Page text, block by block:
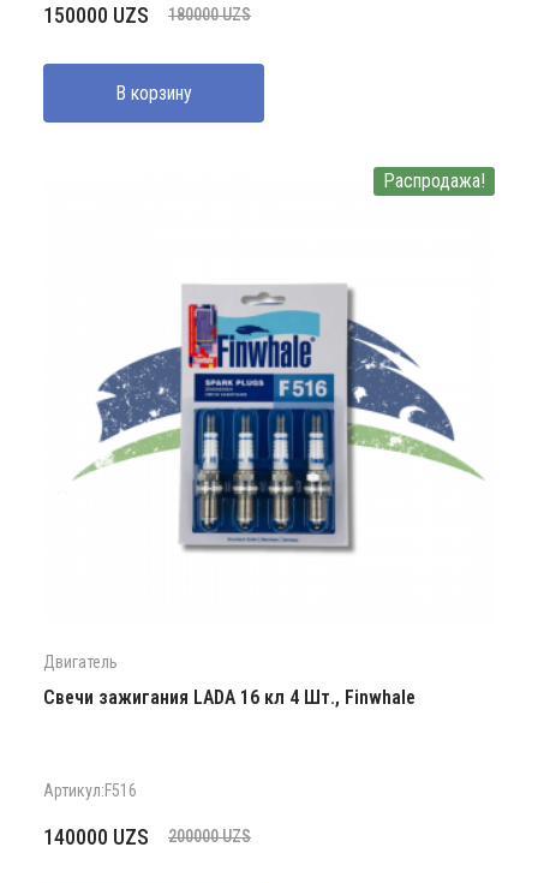
180000UZS
Первоначальная
составляла
180000 UZS.
150000 UZS
Текущая
150000 UZS.
В корзину
Распродажа!
Двигатель
Cвечи зажигания LADA 16 кл 4 Шт., Finwhale
Артикул:F516
200000UZS
Первоначальная
140000 UZS
Текущая